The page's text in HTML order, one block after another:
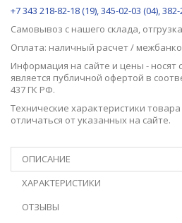
+7 343 218-82-18 (19), 345-02-03 (04),
Самовывоз с нашего склада,
Оплата: наличный расчет /
Информация на сайте и цены - носят
является публичной офертой в
437 ГК РФ.
Технические характеристики
отличаться от указанных на сайте.
ОПИСАНИЕ
ХАРАКТЕРИСТИКИ
ОТЗЫВЫ